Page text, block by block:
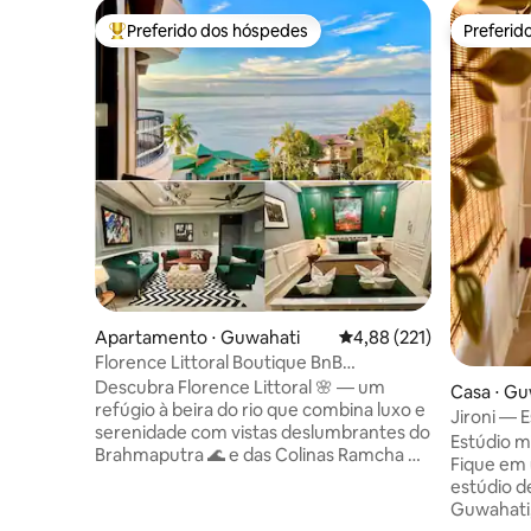
Entre os melhores preferidos dos hóspedes
Preferido dos hóspedes
Apartamento ⋅ Guwahati 4,88 de uma avaliação
4,88 (221)
Florence Littoral Boutique BnB
~Panorama com vista para o rio
Descubra Florence Littoral 🌸 — um
refúgio à beira do rio que combina luxo e
serenidade com vistas deslumbrantes do
Brahmaputra 🌊 e das Colinas Ramcha ⛰️.
Casa ⋅
Jironi —
térreo
Estúdio
Fique
estúdio